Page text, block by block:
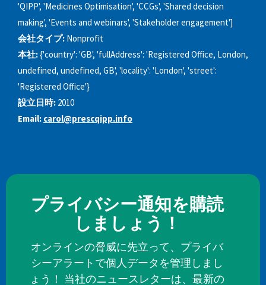
'QIPP', 'Medicines Optimisation', 'CCGs', 'Shared decision
making', 'Events and webinars', 'Stakeholder engagement']
会社タイプ: Nonprofit
本社:{'country': 'GB', 'fullAddress': 'Registered Office, London,
undefined, undefined, GB', 'locality': 'London', 'street':
'Registered Office'}
設立日時: 2010
Email: carol@prescqipp.info
プライバシー通知を購読
しましょう！
オンラインの脅威に先立って、プライバ
シーアラートで個人データを管理しまし
ょう！ 当社のニュースレターは、最新の